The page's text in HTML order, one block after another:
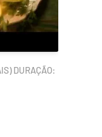
DURAÇÃO: